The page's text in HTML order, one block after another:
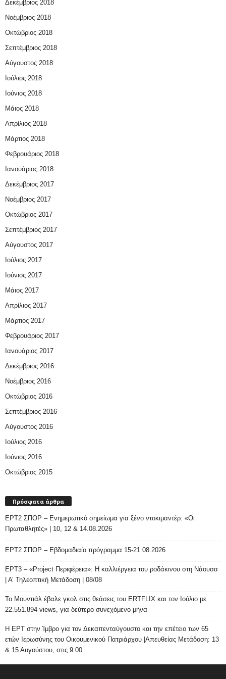
Δεκέμβριος 2018
Νοέμβριος 2018
Οκτώβριος 2018
Σεπτέμβριος 2018
Αύγουστος 2018
Ιούλιος 2018
Ιούνιος 2018
Μάιος 2018
Απρίλιος 2018
Μάρτιος 2018
Φεβρουάριος 2018
Ιανουάριος 2018
Δεκέμβριος 2017
Νοέμβριος 2017
Οκτώβριος 2017
Σεπτέμβριος 2017
Αύγουστος 2017
Ιούλιος 2017
Ιούνιος 2017
Μάιος 2017
Απρίλιος 2017
Μάρτιος 2017
Φεβρουάριος 2017
Ιανουάριος 2017
Δεκέμβριος 2016
Νοέμβριος 2016
Οκτώβριος 2016
Σεπτέμβριος 2016
Αύγουστος 2016
Ιούλιος 2016
Ιούνιος 2016
Οκτώβριος 2015
Πρόσφατα άρθρα
ΕΡΤ2 ΣΠΟΡ – Ενημερωτικό σημείωμα για ξένο ντοκιμαντέρ: «Οι
Πρωταθλητές» | 10, 12 & 14.08.2026
ΕΡΤ2 ΣΠΟΡ – Εβδομαδιαίο πρόγραμμα 15-21.08.2026
ΕΡΤ3 – «Project Περιφέρεια»: Η καλλιέργεια του ροδάκινου στη Νάουσα
| Α’ Τηλεοπτική Μετάδοση | 08/08
Το Μουντιάλ έβαλε γκολ στις θεάσεις του ERTFLIX και τον Ιούλιο με
22.551.894 views, για δεύτερο συνεχόμενο μήνα
Η ΕΡΤ στην Ίμβρο για τον Δεκαπενταύγουστο και την επέτειο των 65
ετών Ιερωσύνης του Οικουμενικού Πατριάρχου |Απευθείας Μετάδοση: 13
& 15 Αυγούστου, στις 9:00